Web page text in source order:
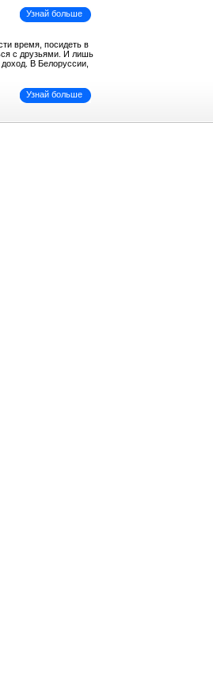
Узнай больше
время, посидеть в
с друзьями. И лишь
В Белоруссии,
Узнай больше